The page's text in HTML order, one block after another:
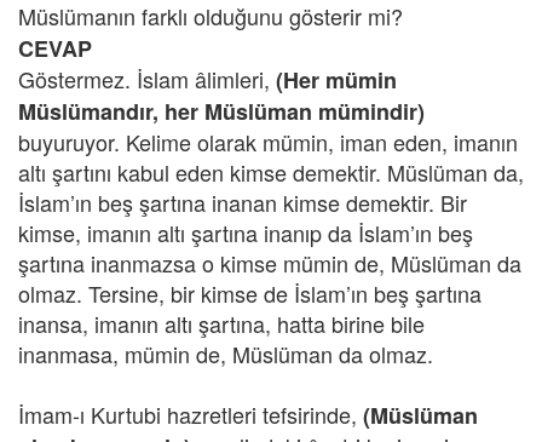
Müslümanın farklı olduğunu gösterir mi?
CEVAP
Göstermez. İslam âlimleri, (Her mümin
Müslümandır, her Müslüman mümindir)
buyuruyor. Kelime olarak mümin, iman eden, imanın
altı şartını kabul eden kimse demektir. Müslüman da,
İslam’ın beş şartına inanan kimse demektir. Bir
kimse, imanın altı şartına inanıp da İslam’ın beş
şartına inanmazsa o kimse mümin de, Müslüman da
olmaz. Tersine, bir kimse de İslam’ın beş şartına
inansa, imanın altı şartına, hatta birine bile
inanmasa, mümin de, Müslüman da olmaz.
İmam-ı Kurtubi hazretleri tefsirinde, (Müslüman